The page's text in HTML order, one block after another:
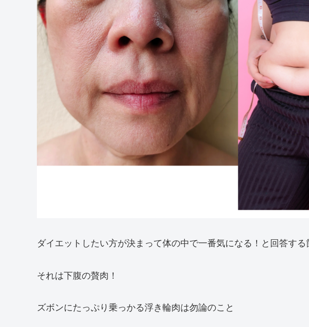
ダイエットしたい方が決まって体の中で一番気になる！と回答する
それは下腹の贅肉！
ズボンにたっぷり乗っかる浮き輪肉は勿論のこと